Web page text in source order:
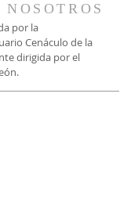
por la
Cenáculo de la
dirigida por el